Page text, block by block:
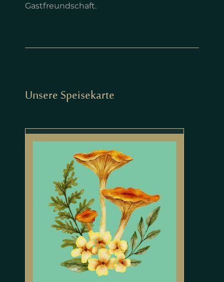
Gastfreundschaft.
Unsere Speisekarte